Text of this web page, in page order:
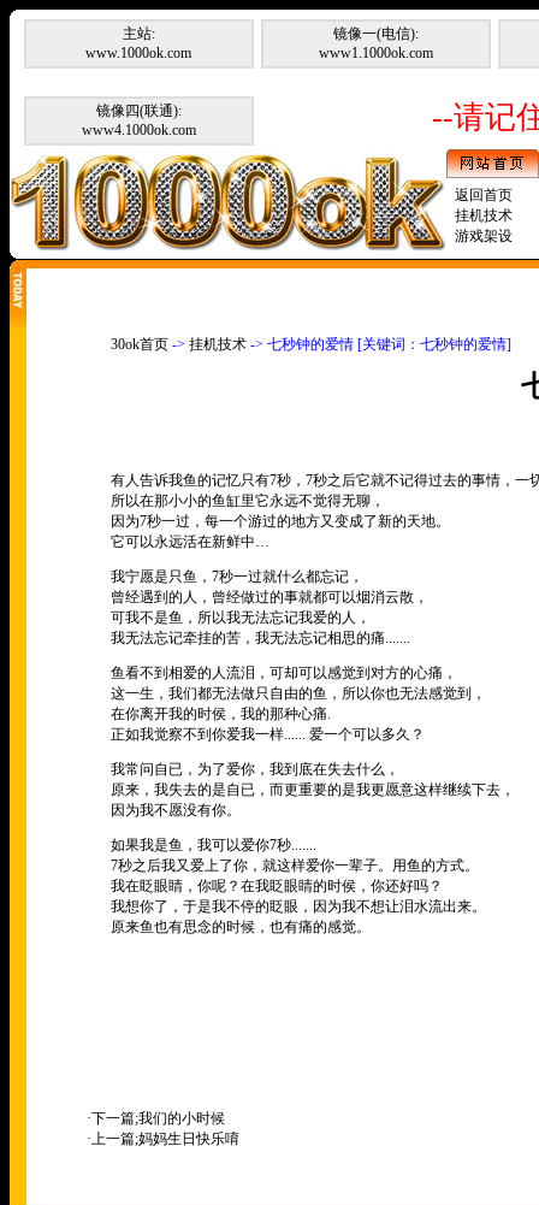
主站:
www.1000ok.com
镜像一(电信):
www1.1000ok.com
镜像四(联通):
www4.1000ok.com
--请记
返回首页
挂机技术
游戏架设
30ok首页 -> 挂机技术 -> 七秒钟的爱情 [关键词：七秒钟的爱情]
有人告诉我鱼的记忆只有7秒， 7秒之后它就不记得过去的事情，一
所以在那小小的鱼缸里它永远不觉得无聊，
因为7秒一过，每一个游过的地方又变成了新的天地。
它可以永远活在新鲜中…
我宁愿是只鱼， 7秒一过就什么都忘记，
曾经遇到的人，曾经做过的事就都可以烟消云散，
可我不是鱼，所以我无法忘记我爱的人，
我无法忘记牵挂的苦，我无法忘记相思的痛.......
鱼看不到相爱的人流泪，可却可以感觉到对方的心痛，
这一生，我们都无法做只自由的鱼，所以你也无法感觉到，
在你离开我的时侯，我的那种心痛.
正如我觉察不到你爱我一样...... 爱一个可以多久？
我常问自已，为了爱你，我到底在失去什么，
原来，我失去的是自已，而更重要的是我更愿意这样继续下去，
因为我不愿没有你。
如果我是鱼，我可以爱你7秒.......
7秒之后我又爱上了你，就这样爱你一辈子。用鱼的方式。
我在眨眼睛，你呢？在我眨眼睛的时侯，你还好吗？
我想你了，于是我不停的眨眼，因为我不想让泪水流出来。
原来鱼也有思念的时候，也有痛的感觉。
·下一篇;我们的小时候
·上一篇;妈妈生日快乐唷